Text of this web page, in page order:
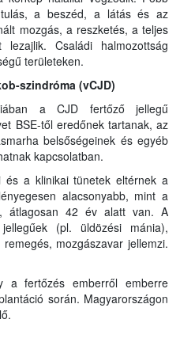
a beszéd, a látás és az
mozgás, a reszketés, a teljes
Családi halmozottság
területeken.
szindróma (vCJD)
a CJD fertőző jellegű
BSE-től eredőnek tartanak, az
belsőségeinek és egyéb
kapcsolatban.
és a klinikai tünetek eltérnek a
alacsonyabb, mint a
átlagosan 42 év alatt van. A
(pl. üldözési mánia),
mozgászavar jellemzi.
a fertőzés emberről emberre
során. Magyarországon